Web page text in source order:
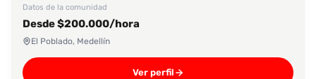
Datos de la comunidad
Desde $200.000/hora
El Poblado, Medellín
Ver perfil